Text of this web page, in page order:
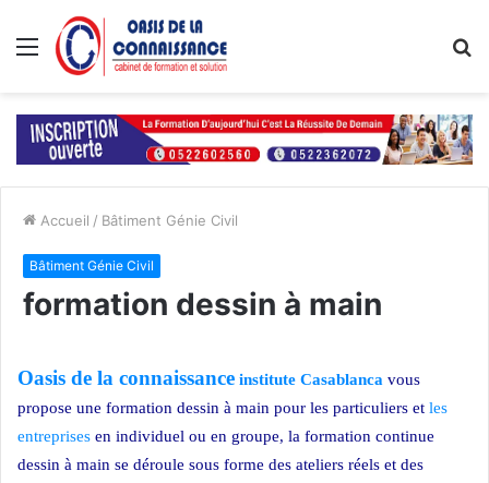
Menu
Accueil / Bâtiment Génie Civil
Bâtiment Génie Civil
formation dessin à main
Oasis de la connaissance institute Casablanca vous
propose une formation dessin à main pour les particuliers et les
entreprises en individuel ou en groupe, la formation continue
dessin à main se déroule sous forme des ateliers réels et des